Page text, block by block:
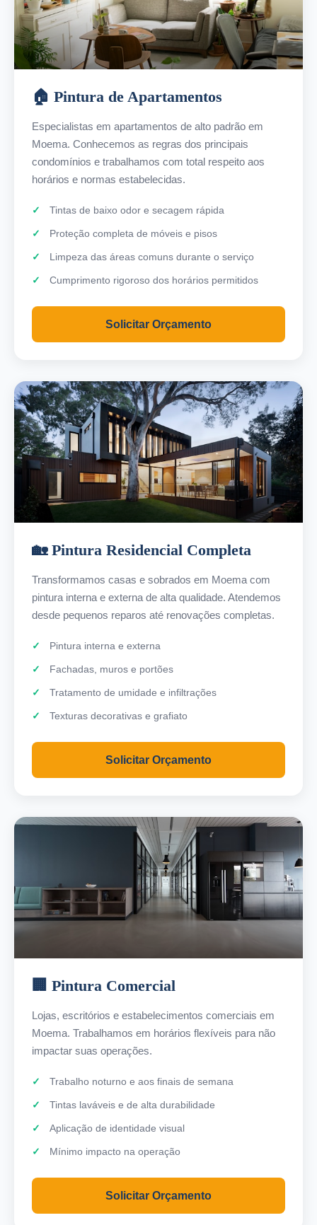
🏠 Pintura de Apartamentos
Especialistas em apartamentos de alto padrão em
Moema. Conhecemos as regras dos principais
condomínios e trabalhamos com total respeito aos
horários e normas estabelecidas.
Tintas de baixo odor e secagem rápida
Proteção completa de móveis e pisos
Limpeza das áreas comuns durante o serviço
Cumprimento rigoroso dos horários permitidos
Solicitar Orçamento
🏡 Pintura Residencial Completa
Transformamos casas e sobrados em Moema com
pintura interna e externa de alta qualidade. Atendemos
desde pequenos reparos até renovações completas.
Pintura interna e externa
Fachadas, muros e portões
Tratamento de umidade e infiltrações
Texturas decorativas e grafiato
Solicitar Orçamento
🏢 Pintura Comercial
Lojas, escritórios e estabelecimentos comerciais em
Moema. Trabalhamos em horários flexíveis para não
impactar suas operações.
Trabalho noturno e aos finais de semana
Tintas laváveis e de alta durabilidade
Aplicação de identidade visual
Mínimo impacto na operação
Solicitar Orçamento